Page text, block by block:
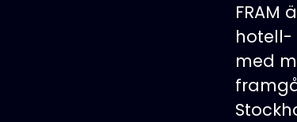
FRAM
hotell-
med